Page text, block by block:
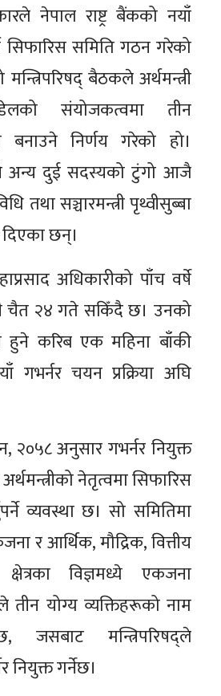
नेपाल राष्ट्र बैंकको नयाँ
सिफारिस समिति गठन गरेको
बैठकले अर्थमन्त्री
संयोजकत्वमा तीन
बनाउने निर्णय गरेको हो।
अन्य दुई सदस्यको टुंगो आजै
तथा सञ्चारमन्त्री पृथ्वीसुब्बा
छन्।
अधिकारीको पाँच वर्षे
चैत २४ गते सकिँदै छ। उनको
हुने करिब एक महिना बाँकी
गभर्नर चयन प्रक्रिया अघि
२०५८ अनुसार गभर्नर नियुक्त
नेतृत्वमा सिफारिस
व्यवस्था छ। सो समितिमा
र आर्थिक, मौद्रिक, वित्तीय
विज्ञमध्ये एकजना
तीन योग्य व्यक्तिहरूको नाम
जसबाट मन्त्रिपरिषद्ले
नियुक्त गर्नेछ।